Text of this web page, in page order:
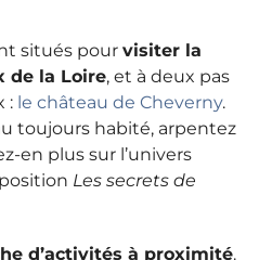
situés pour visiter la
de la Loire, et à deux pas
: le château de Cheverny.
toujours habité, arpentez
en plus sur l’univers
Les secrets de
d’activités à proximité.